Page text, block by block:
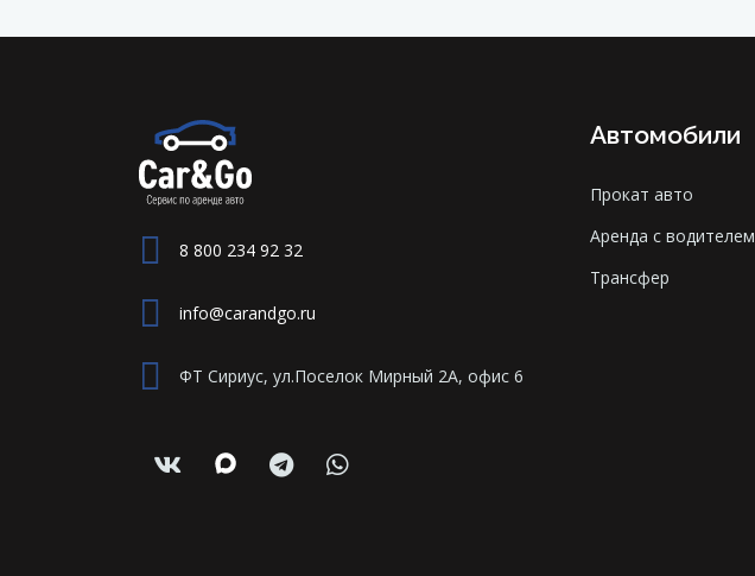
8 800 234 92 32
info@carandgo.ru
ФТ Сириус, ул.Поселок Мирный 2А, офис 6
Автомобили
Прокат авто
Аренда с водителем
Трансфер